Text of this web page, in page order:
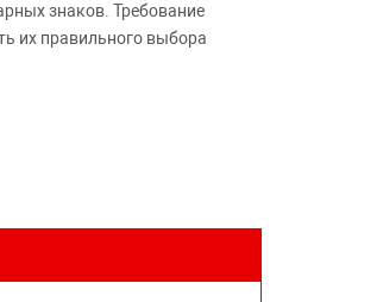
знаков. Требование
их правильного выбора